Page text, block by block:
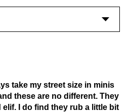
take my street size in minis
these are no different. They
elif. I do find they rub a little bit